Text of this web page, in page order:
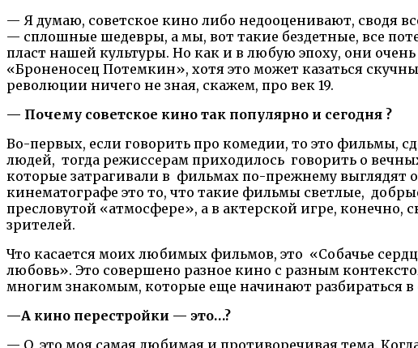
— Я думаю, советское кино либо недооценивают, сводя
— сплошные шедевры, а мы, вот такие бездетные, все
пласт нашей культуры. Но как и в любую эпоху, они
«Броненосец Потемкин», хотя это может казаться
революции ничего не зная, скажем, про век 19.
— Почему советское кино так популярно и сегодня ?
Во-первых, если говорить про комедии, то это фильмы,
людей, тогда режиссерам приходилось говорить о
которые затрагивали в фильмах по-прежнему выглядят
кинематографе это то, что такие фильмы светлые,
пресловутой «атмосфере», а в актерской игре, конечно,
зрителей.
Что касается моих любимых фильмов, это «Собачье
любовь». Это совершено разное кино с разным
многим знакомым, которые еще начинают разбираться в
—А кино перестройки — это…?
— О, это моя самая любимая и противоречивая тема.